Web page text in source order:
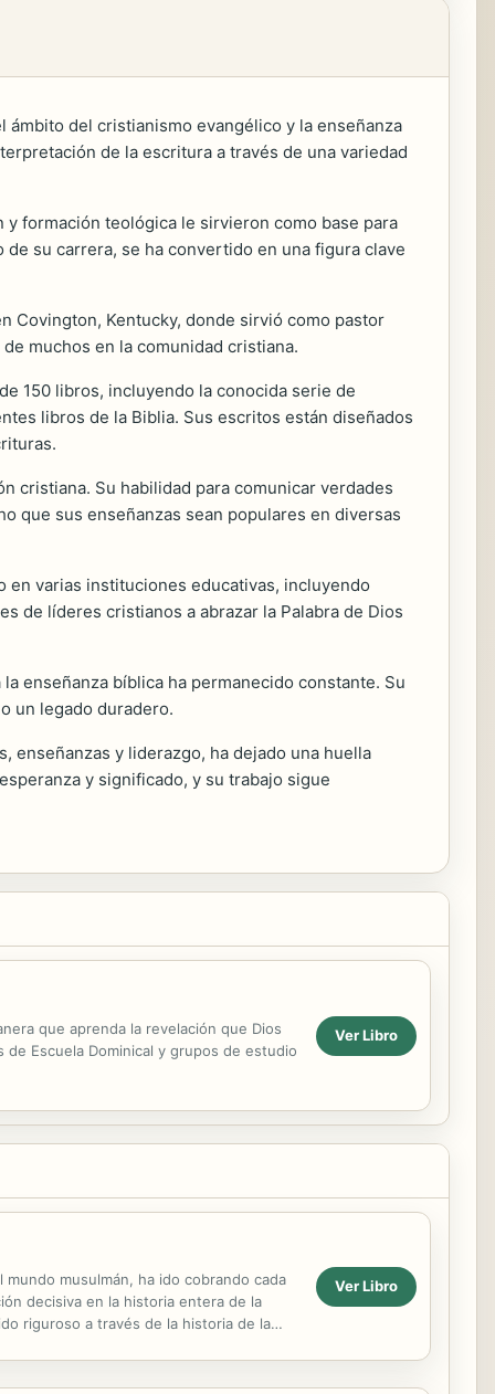
del cristianismo evangélico y la enseñanza
de la escritura a través de una variedad
y formación teológica le sirvieron como base para
su carrera, se ha convertido en una figura clave
Covington, Kentucky, donde sirvió como pastor
muchos en la comunidad cristiana.
150 libros, incluyendo la conocida serie de
libros de la Biblia. Sus escritos están diseñados
cristiana. Su habilidad para comunicar verdades
que sus enseñanzas sean populares en diversas
en varias instituciones educativas, incluyendo
de líderes cristianos a abrazar la Palabra de Dios
enseñanza bíblica ha permanecido constante. Su
un legado duradero.
enseñanzas y liderazgo, ha dejado una huella
y significado, y su trabajo sigue
que aprenda la revelación que Dios
Escuela Dominical y grupos de estudio
Ver Libro
musulmán, ha ido cobrando cada
decisiva en la historia entera de la
riguroso a través de la historia de la
Ver Libro